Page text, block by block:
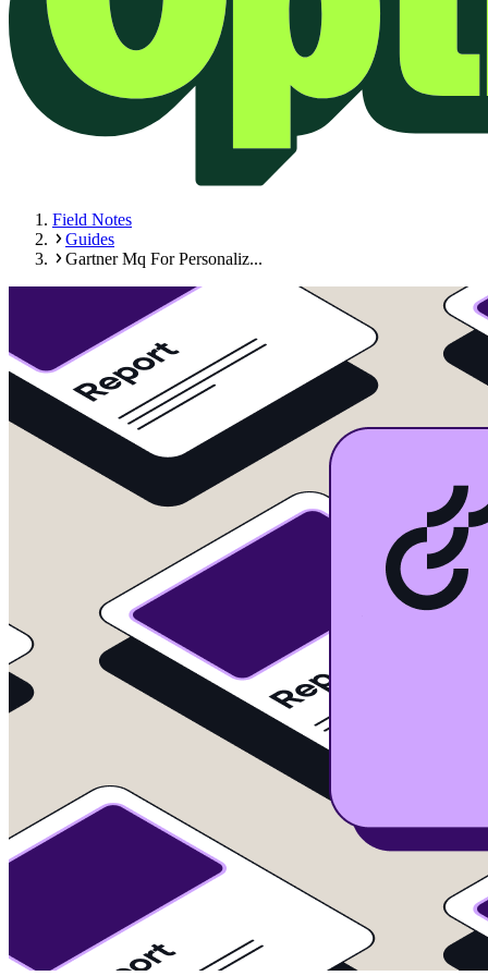
Field Notes
Guides
Gartner Mq For Personaliz...